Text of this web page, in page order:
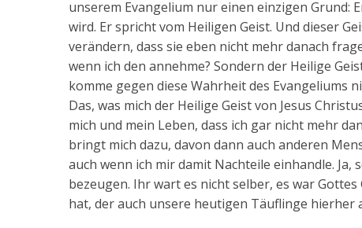
unserem Evangelium nur einen einzigen Grund:
wird. Er spricht vom Heiligen Geist. Und dieser
verändern, dass sie eben nicht mehr danach
wenn ich den annehme? Sondern der Heilige
komme gegen diese Wahrheit des Evangeliums
Das, was mich der Heilige Geist von Jesus
mich und mein Leben, dass ich gar nicht mehr
bringt mich dazu, davon dann auch anderen
auch wenn ich mir damit Nachteile einhandle.
bezeugen. Ihr wart es nicht selber, es war
hat, der auch unsere heutigen Täuflinge